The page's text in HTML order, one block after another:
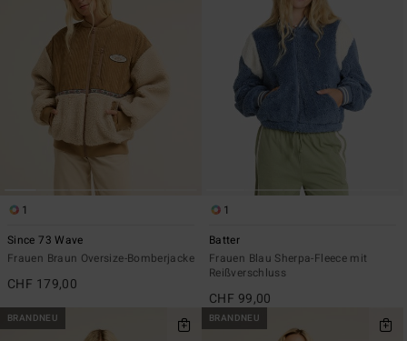
1
Since 73 Wave
Frauen Braun Oversize-Bomberjacke
CHF 179,00
1
Batter
Frauen Blau Sherpa-Fleece mit
Reißverschluss
CHF 99,00
BRANDNEU BRANDNEU